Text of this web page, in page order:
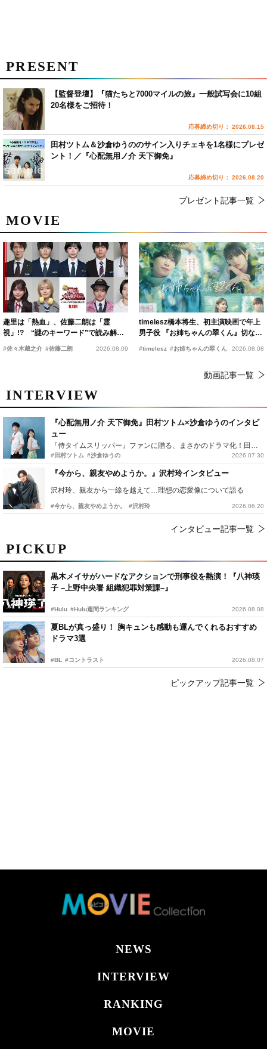
PICKUP
黒木メイサがハードなアクションで刑事役を熱演！『八神瑛
子 –上野中央署 組織犯罪対策課–』
#Hulu #Hulu週間ランキング 2026.08.08
夏BLが真っ盛り！ 胸キュンも感動も運んでくれるおすすめ
ドラマ3選
#BL #コントラスト 2026.08.07
ピックアップ記事一覧
MOVIE
趣里は「熱血」、佐藤二朗は「霊
視」!? “謎のキーワード”で読み解く
『踊る大捜査線 N.E.W.』新メンバー
#佐々木蔵之介 #佐藤二朗 2026.08.09
timelesz橋本将生、初主演映画で年上
男子役 『お姉ちゃんの翠くん』切ない
恋の幕開けを予感
#timelesz #お姉ちゃんの翠くん 2026.08.08
動画記事一覧
INTERVIEW
『心配無用ノ介 天下御免』田村ツトム×沙倉ゆうのインタビ
ュー
#田村ツトム #沙倉ゆうの 2026.07.30
『今から、親友やめようか。』沢村玲インタビュー
沢村玲、親友から一線を越えて…理想の恋愛像について語る
#今から、親友やめようか。 #沢村玲 2026.06.20
インタビュー記事一覧
PRESENT
【監督登壇】『猫たちと7000マイルの旅』一般試写会に10組
20名様をご招待！
応募締め切り： 2026.08.15
田村ツトム＆沙倉ゆうののサイン入りチェキを1名様にプレゼ
ント！／『心配無用ノ介 天下御免』
応募締め切り： 2026.08.20
プレゼント記事一覧
NEWS
INTERVIEW
RANKING
MOVIE